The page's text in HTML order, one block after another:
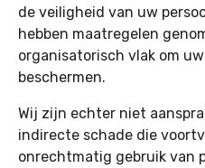
de veiligheid van uw
hebben maatregelen
organisatorisch vlak om
beschermen.
Wij zijn echter niet
indirecte schade die
onrechtmatig gebruik van